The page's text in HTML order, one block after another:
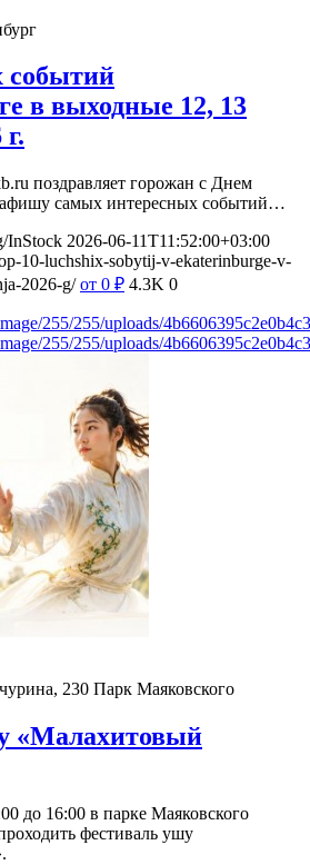
событий
в выходные 12, 13
поздравляет горожан с Днем
афишу самых интересных событий…
InStock 2026-06-11T11:52:00+03:00
10-luchshix-sobytij-v-ekaterinburge-v-
2026-g/ от 0 ₽ 4.3K 0
255/255/uploads/
255/255/uploads/
230 Парк Маяковского
«Малахитовый
до 16:00 в парке Маяковского
фестиваль ушу